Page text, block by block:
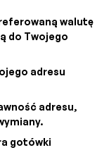
walutę
do Twojego
adresu
adresu,
gotówki